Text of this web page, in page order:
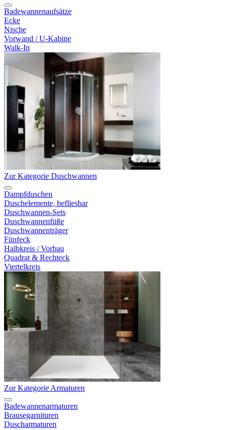
Badewannenaufsätze
Ecke
Nische
Vorwand / U-Kabine
Walk-In
Zur Kategorie Duschwannen
Dampfduschen
Duschelemente, befliesbar
Duschwannen-Sets
Duschwannenfüße
Duschwannenträger
Fünfeck
Halbkreis / Vorbau
Quadrat & Rechteck
Viertelkreis
Zur Kategorie Armaturen
Badewannenarmaturen
Brausegarnituren
Duscharmaturen